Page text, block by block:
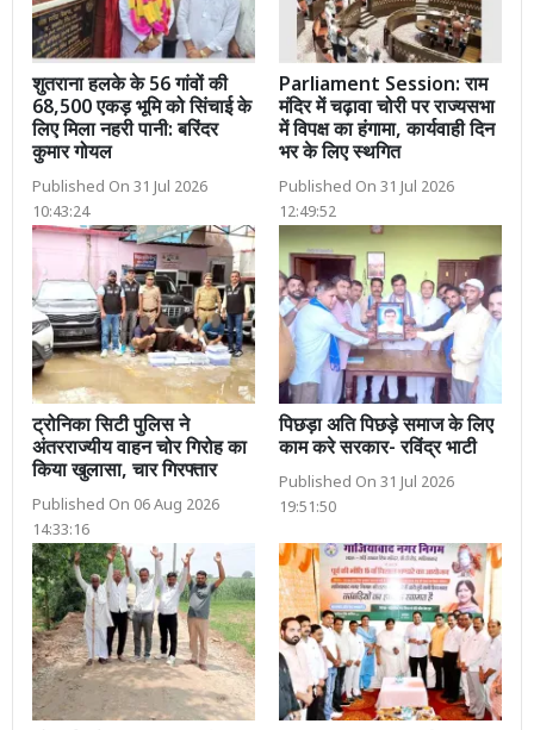
शुतराना हलके के 56 गांवों की
68,500 एकड़ भूमि को सिंचाई के
लिए मिला नहरी पानी: बरिंदर
कुमार गोयल
Published On 31 Jul 2026
10:43:24
Parliament Session: राम
मंदिर में चढ़ावा चोरी पर राज्यसभा
में विपक्ष का हंगामा, कार्यवाही दिन
भर के लिए स्थगित
Published On 31 Jul 2026
12:49:52
ट्रोनिका सिटी पुलिस ने
अंतरराज्यीय वाहन चोर गिरोह का
किया खुलासा, चार गिरफ्तार
Published On 06 Aug 2026
14:33:16
पिछड़ा अति पिछड़े समाज के लिए
काम करे सरकार- रविंद्र भाटी
Published On 31 Jul 2026
19:51:50